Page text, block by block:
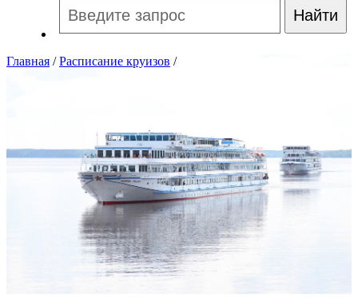
Главная /Расписание круизов /